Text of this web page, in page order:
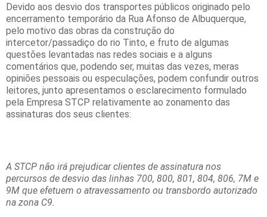
Devido aos desvio dos transportes públicos originado pelo
encerramento temporário da Rua Afonso de Albuquerque,
pelo motivo das obras da construção do
intercetor/passadiço do rio Tinto, e fruto de algumas
questões levantadas nas redes sociais e a alguns
comentários que, podendo ser, muitas das vezes, meras
opiniões pessoais ou especulações, podem confundir outros
leitores, junto apresentamos o esclarecimento formulado
pela Empresa STCP relativamente ao zonamento das
assinaturas dos seus clientes:
A STCP não irá prejudicar clientes de assinatura nos
percursos de desvio das linhas 700, 800, 801, 804, 806, 7M e
9M que efetuem o atravessamento ou transbordo autorizado
na zona C9.